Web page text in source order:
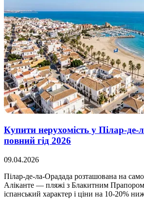
Купити нерухомість у Пілар-де-
повний гід 2026
09.04.2026
Пілар-де-ла-Орадада розташована на
Аліканте — пляжі з Блакитним
іспанський характер і ціни на 10-20%